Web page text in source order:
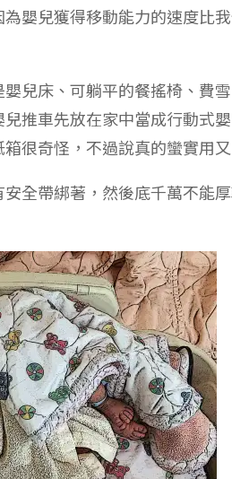
嬰兒獲得移動能力的速度比
兒床、可躺平的餐搖椅、費
推車先放在家中當成行動式
很奇怪，不過說真的蠻實用又
全帶綁著，然後底千萬不能